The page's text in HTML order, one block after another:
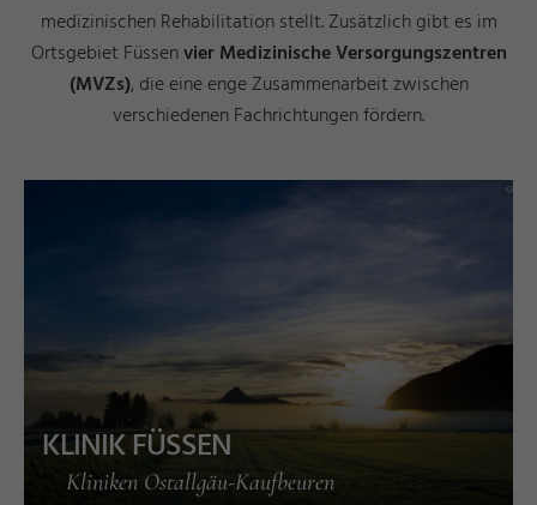
medizinischen Rehabilitation stellt. Zusätzlich gibt es im
Ortsgebiet Füssenvier Medizinische Versorgungszentren
(MVZs), die eine enge Zusammenarbeit zwischen
verschiedenen Fachrichtungen fördern.
KLINIK FÜSSEN
Kliniken Ostallgäu-Kaufbeuren
©
A
n
d
r
e
B
e
c
k
e